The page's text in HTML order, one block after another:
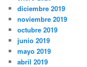
diciembre 2019
noviembre 2019
octubre 2019
junio 2019
mayo 2019
abril 2019